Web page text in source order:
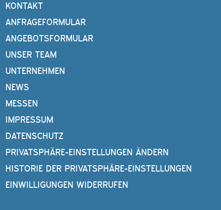
KONTAKT
ANFRAGEFORMULAR
ANGEBOTSFORMULAR
UNSER TEAM
UNTERNEHMEN
NEWS
MESSEN
IMPRESSUM
DATENSCHUTZ
PRIVATSPHÄRE-EINSTELLUNGEN ÄNDERN
HISTORIE DER PRIVATSPHÄRE-EINSTELLUNGEN
EINWILLIGUNGEN WIDERRUFEN